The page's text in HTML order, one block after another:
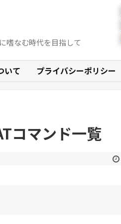
嗜なむ時代を目指して
いて プライバシーポリシー
コマンド一覧